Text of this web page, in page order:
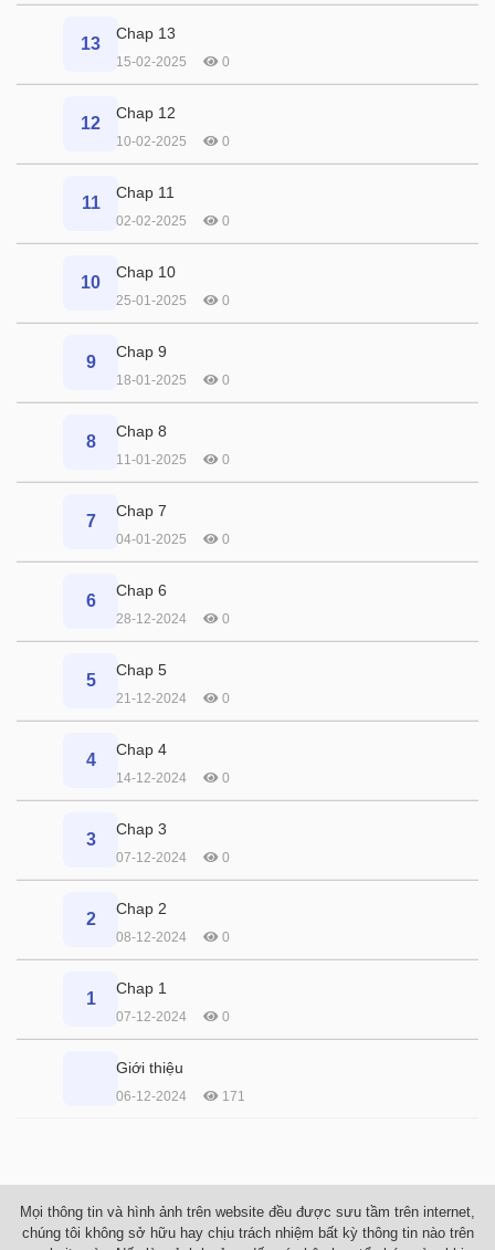
13
Chap 13
15-02-2025 0
12
Chap 12
10-02-2025 0
11
Chap 11
02-02-2025 0
10
Chap 10
25-01-2025 0
9
Chap 9
18-01-2025 0
8
Chap 8
11-01-2025 0
7
Chap 7
04-01-2025 0
6
Chap 6
28-12-2024 0
5
Chap 5
21-12-2024 0
4
Chap 4
14-12-2024 0
3
Chap 3
07-12-2024 0
2
Chap 2
08-12-2024 0
1
Chap 1
07-12-2024 0
Giới thiệu
06-12-2024 171
Mọi thông tin và hình ảnh trên website đều được sưu tầm trên internet,
chúng tôi không sở hữu hay chịu trách nhiệm bất kỳ thông tin nào trên